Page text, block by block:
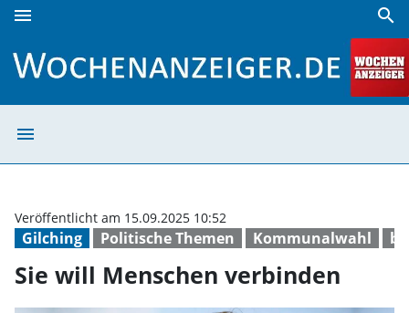
menu search
menu
Gilching Politische Themen Kommunalwahl
Veröffentlicht am 15.09.2025 10:52
Sie will Menschen verbinden